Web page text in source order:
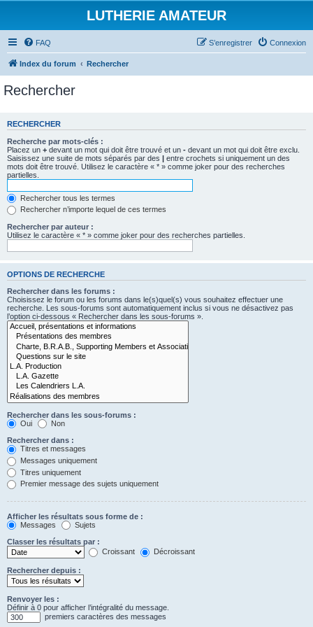
LUTHERIE AMATEUR
FAQ Connexion
S’enregistrer
Index du forum Rechercher
Rechercher
RECHERCHER
Recherche par mots-clés :
Placez un + devant un mot qui doit être trouvé et un - devant un mot qui doit être exclu.
Saisissez une suite de mots séparés par des | entre crochets si uniquement un des
mots doit être trouvé. Utilisez le caractère « * » comme joker pour des recherches
partielles.
Rechercher tous les termes
Rechercher n’importe lequel de ces termes
Rechercher par auteur :
Utilisez le caractère « * » comme joker pour des recherches partielles.
OPTIONS DE RECHERCHE
Rechercher dans les forums :
Choisissez le forum ou les forums dans le(s)quel(s) vous souhaitez effectuer une
recherche. Les sous-forums sont automatiquement inclus si vous ne désactivez pas
l’option ci-dessous « Rechercher dans les sous-forums ».
Rechercher dans les sous-forums :
Oui
Non
Rechercher dans :
Titres et messages
Messages uniquement
Titres uniquement
Premier message des sujets uniquement
Afficher les résultats sous forme de :
Messages
Sujets
Classer les résultats par :
Croissant
Décroissant
Rechercher depuis :
Renvoyer les :
Définir à 0 pour afficher l’intégralité du message.
premiers caractères des messages